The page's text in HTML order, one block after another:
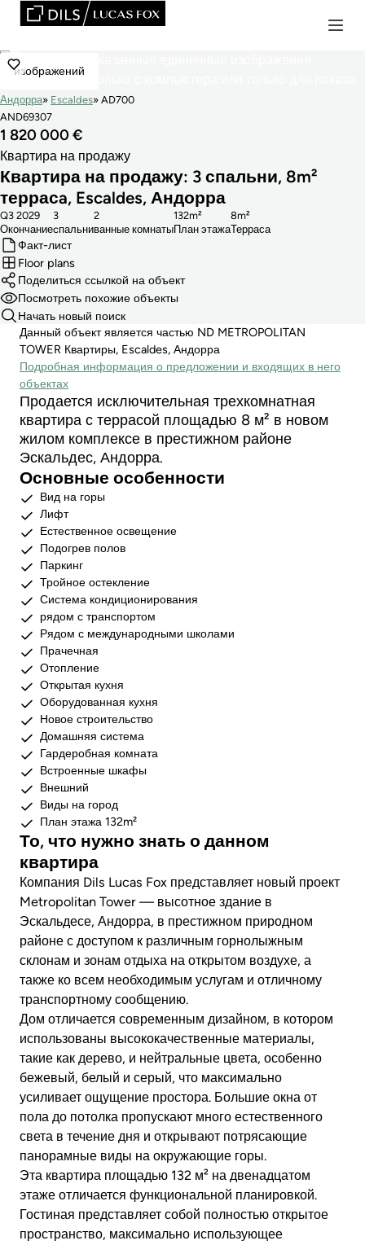
изображений
Андорра Escaldes
AD700
AND69307
1 820 000 €
Квартира на продажу
Квартира на продажу: 3 спальни, 8m²
террасa, Escaldes, Андорра
Окончание
Q3 2029
cпальни
3
ванные комнаты
2
План этажа
132m²
Терраса
8m²
Факт-лист
Floor plans
Поделиться ссылкой на объект
Посмотреть похожие объекты
Начать новый поиск
Данный объект является частью ND METROPOLITAN
TOWER Квартиры, Escaldes, Андорра
Подробная информация о предложении и входящих в него
объектах
Продается исключительная трехкомнатная
квартира с террасой площадью 8 м² в новом
жилом комплексе в престижном районе
Эскальдес, Андорра.
Основные особенности
Вид на горы
Лифт
Естественное освещение
Подогрев полов
Паркинг
Тройное остекление
Система кондиционирования
рядом с транспортом
Рядом с международными школами
Прачечная
Отопление
Открытая кухня
Оборудованная кухня
Новое строительство
Домашняя система
Гардеробная комната
Встроенные шкафы
Внешний
Виды на город
План этажа 132m²
То, что нужно знать о данном
квартира
Компания Dils Lucas Fox представляет новый проект
Metropolitan Tower — высотное здание в
Эскальдесе, Андорра, в престижном природном
районе с доступом к различным горнолыжным
склонам и зонам отдыха на открытом воздухе, а
также ко всем необходимым услугам и отличному
транспортному сообщению.
Дом отличается современным дизайном, в котором
использованы высококачественные материалы,
такие как дерево, и нейтральные цвета, особенно
бежевый, белый и серый, что максимально
усиливает ощущение простора. Большие окна от
пола до потолка пропускают много естественного
света в течение дня и открывают потрясающие
панорамные виды на окружающие горы.
Эта квартира площадью 132 м² на двенадцатом
этаже отличается функциональной планировкой.
Гостиная представляет собой полностью открытое
пространство, максимально использующее